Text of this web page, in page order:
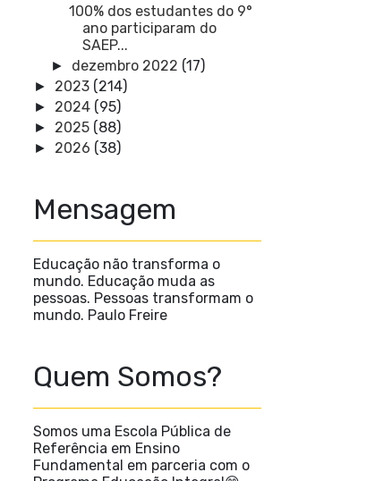
100% dos estudantes do 9°
ano participaram do
SAEP...
► dezembro 2022 (17)
► 2023 (214)
► 2024 (95)
► 2025 (88)
► 2026 (38)
Mensagem
Educação não transforma o
mundo. Educação muda as
pessoas. Pessoas transformam o
mundo. Paulo Freire
Quem Somos?
Somos uma Escola Pública de
Referência em Ensino
Fundamental em parceria com o